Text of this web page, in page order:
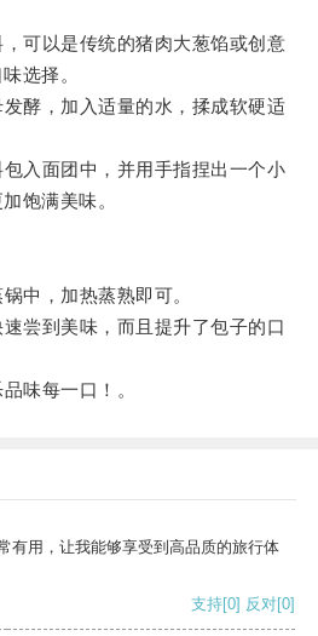
以是传统的猪肉大葱馅或创意
选择。
，加入适量的水，揉成软硬适
面团中，并用手指捏出一个小
饱满美味。
，加热蒸熟即可。
到美味，而且提升了包子的口
味每一口！。
有用，让我能够享受到高品质的旅行体
支持[0] 反对[0]